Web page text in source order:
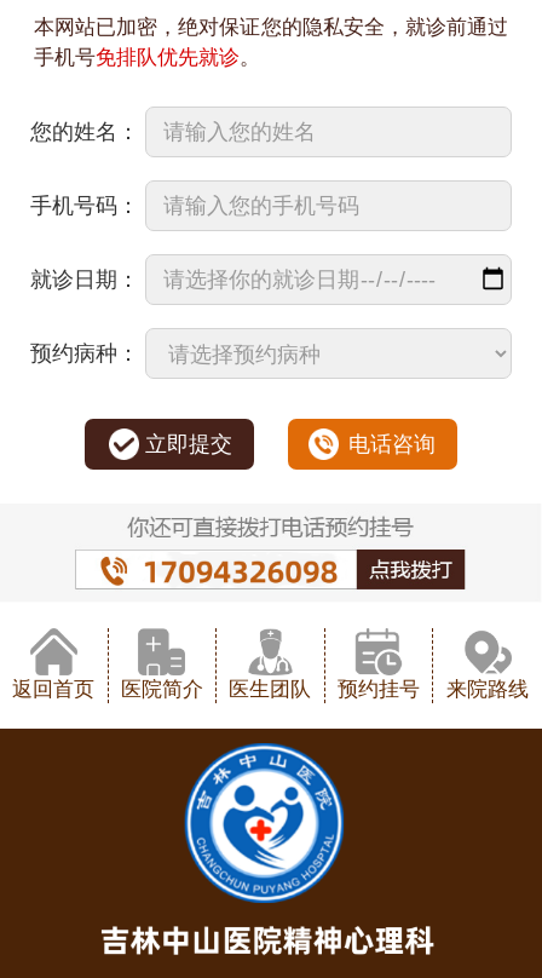
本网站已加密，绝对保证您的隐私安全，就诊前通过
手机号免排队优先就诊。
您的姓名：
手机号码：
就诊日期：
预约病种：
立即提交 电话咨询
返回首页 医院简介 医生团队 预约挂号 来院路线